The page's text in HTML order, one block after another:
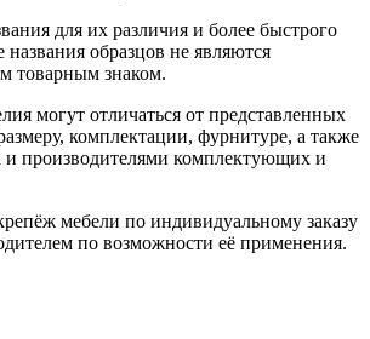
для их различия и более быстрого
названия образцов не являются
товарным знаком.
могут отличаться от представленных
комплектации, фурнитуре, а также
и производителями комплектующих и
мебели по индивидуальному заказу
по возможности её применения.